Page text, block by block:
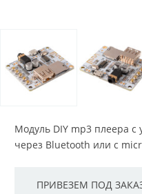
Модуль DIY mp3 плеера
через Bluetooth или с
ПРИВЕЗЕМ ПОД